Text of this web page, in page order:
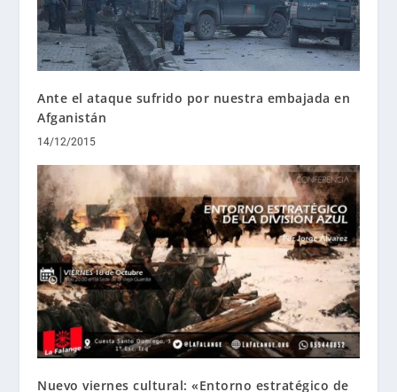
Ante el ataque sufrido por nuestra embajada en
Afganistán
14/12/2015
Nuevo viernes cultural: «Entorno estratégico de